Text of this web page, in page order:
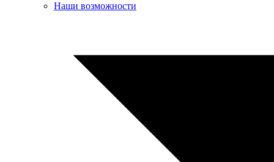
Наши возможности